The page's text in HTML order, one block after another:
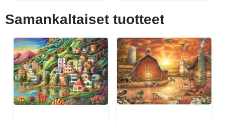
Samankaltaiset tuotteet